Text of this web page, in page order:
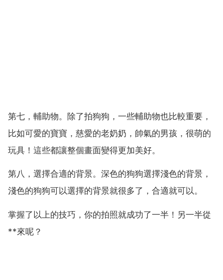
第七，輔助物。除了拍狗狗，一些輔助物也比較重要，
比如可愛的寶寶，慈愛的老奶奶，帥氣的男孩，很萌的
玩具！這些都讓整個畫面變得更加美好。
第八，選擇合適的背景。深色的狗狗選擇淺色的背景，
淺色的狗狗可以選擇的背景就很多了，合適就可以。
掌握了以上的技巧，你的拍照就成功了一半！另一半從
**來呢？